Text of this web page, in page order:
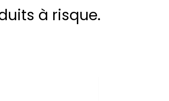
à risque.